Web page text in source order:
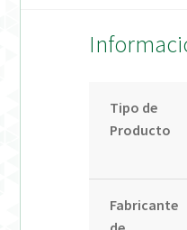
Tipo de
Producto
Fabricante